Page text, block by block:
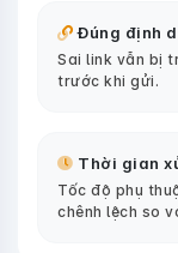
Đúng định
Sai link vẫn bị
trước khi gửi.
Thời gian
Tốc độ phụ
chênh lệch so